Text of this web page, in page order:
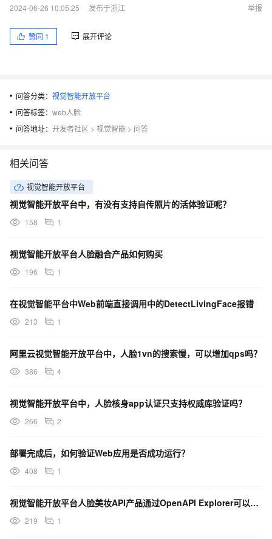
2024-06-26 10:05:25 发布于浙江 举报
赞同 1 展开评论
问答分类： 视觉智能开放平台
问答标签： web人脸
问答地址： 开发者社区 > 视觉智能 > 问答
相关问答
视觉智能开放平台
视觉智能开放平台中，有没有支持自传照片的活体验证呢？
158 1
视觉智能开放平台人脸融合产品如何购买
196 1
在视觉智能平台中Web前端直接调用中的DetectLivingFace报错
213 1
阿里云视觉智能开放平台中，人脸1vn的搜索慢，可以增加qps吗？
386 4
视觉智能开放平台中，人脸核身app认证只支持权威库验证吗？
266 2
部署完成后，如何验证Web应用是否成功运行？
408 1
视觉智能开放平台人脸美妆API产品通过OpenAPI Explorer可以自动生成SDK代码示例
219 1